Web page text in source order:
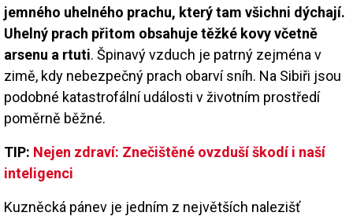
jemného uhelného prachu, který tam všichni dýchají.
Uhelný prach přitom obsahuje těžké kovy včetně
arsenu a rtuti. Špinavý vzduch je patrný zejména v
zimě, kdy nebezpečný prach obarví sníh. Na Sibiři jsou
podobné katastrofální události v životním prostředí
poměrně běžné.
TIP: Nejen zdraví: Znečištěné ovzduší škodí i naší
inteligenci
Kuzněcká pánev je jedním z největších nalezišť